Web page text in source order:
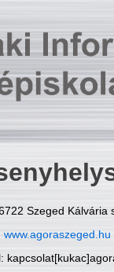
Szeged Kálvária
www.agoraszeged.hu